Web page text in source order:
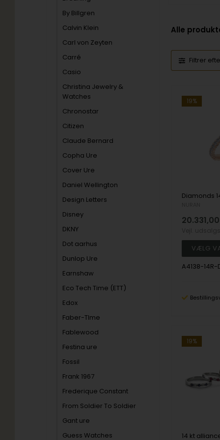
By Billgren
Calvin Klein
Carl von Zeyten
Carré
Casio
Christina Jewelry &
Watches
Chronostar
Citizen
Claude Bernard
Copha Ure
Cover Ure
Daniel Wellington
Design Letters
Disney
DKNY
Dot aarhus
Dunlop Ure
Earnshaw
Eco Tech Time (ETT)
Edox
Faber-TIme
Fablewood
Festina ure
Fossil
Frank 1967
Frederique Constant
From Soldier To Soldier
Gant ure
Guess Watches
Alle
Filtrer
19%
20.331,00
A4138-
19%